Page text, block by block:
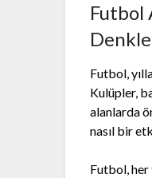
Futbol
Futbol,
Kulüpler,
alanlarda
nasıl bir
Futbol, her